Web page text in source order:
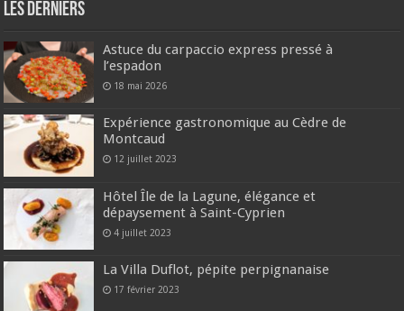
Les derniers
Astuce du carpaccio express pressé à
l’espadon
18 mai 2026
Expérience gastronomique au Cèdre de
Montcaud
12 juillet 2023
Hôtel Île de la Lagune, élégance et
dépaysement à Saint-Cyprien
4 juillet 2023
La Villa Duflot, pépite perpignanaise
17 février 2023